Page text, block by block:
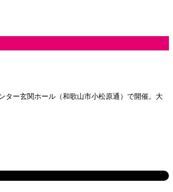
ター玄関ホール（和歌山市小松原通）で開催。大